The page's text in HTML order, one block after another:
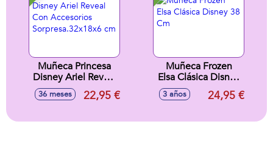
Muñeca Princesa
Disney Ariel Reveal
Con Accesorios
Sorpresa.32x18x6
36 meses 22,95 €
Muñeca Frozen
Elsa Clásica Disney
38 Cm
3 años 24,95 €